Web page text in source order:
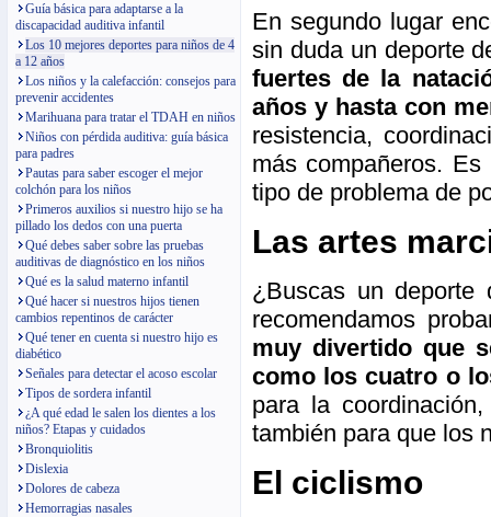
Guía básica para adaptarse a la
discapacidad auditiva infantil
Los 10 mejores deportes para niños de 4
a 12 años
Los niños y la calefacción: consejos para
prevenir accidentes
Marihuana para tratar el TDAH en niños
Niños con pérdida auditiva: guía básica
para padres
Pautas para saber escoger el mejor
colchón para los niños
Primeros auxilios si nuestro hijo se ha
pillado los dedos con una puerta
Qué debes saber sobre las pruebas
auditivas de diagnóstico en los niños
Qué es la salud materno infantil
Qué hacer si nuestros hijos tienen
cambios repentinos de carácter
Qué tener en cuenta si nuestro hijo es
diabético
Señales para detectar el acoso escolar
Tipos de sordera infantil
¿A qué edad le salen los dientes a los
niños? Etapas y cuidados
Bronquiolitis
Dislexia
Dolores de cabeza
Hemorragias nasales
En segundo lugar
sin duda un deporte
fuertes de la
años y hasta con
resistencia,
más compañeros.
tipo de problema de
Las artes
¿Buscas un deporte
recomendamos
muy divertido que
como los cuatro o
para la
también para que los
El ciclismo